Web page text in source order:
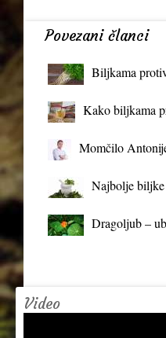
Povezani članci
Biljkama
Kako biljkama
Momčilo
Najbolje biljke
Dragoljub –
Video